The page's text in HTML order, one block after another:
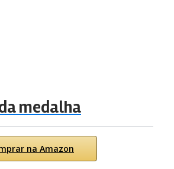
medalha
na Amazon